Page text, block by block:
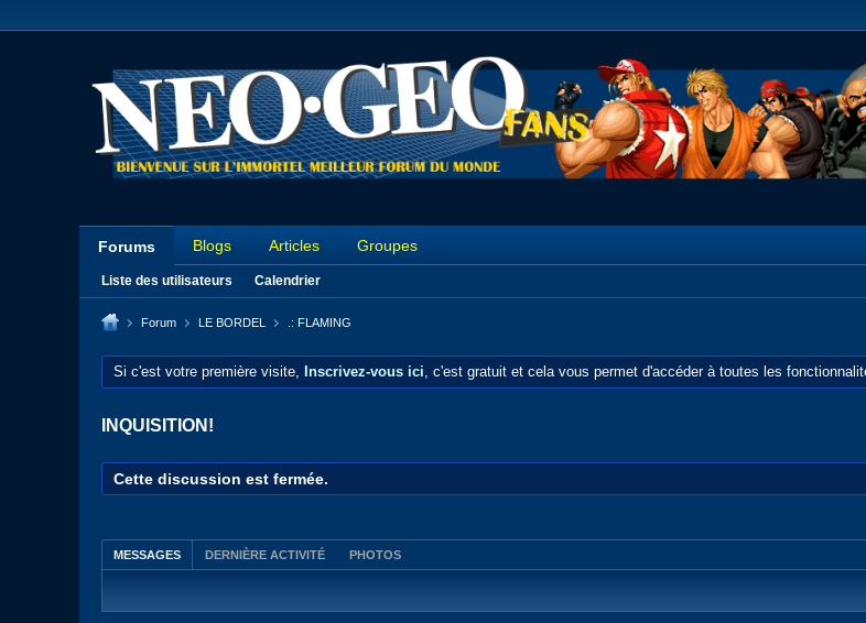
Forums Blogs Articles Groupes
Liste des utilisateurs Calendrier
Forum LE BORDEL .: FLAMING
Si c'est votre première visite, Inscrivez-vous ici, c'est gratuit et cela vous permet d'accéder à toutes les
INQUISITION!
Cette discussion est fermée.
MESSAGES DERNIÈRE ACTIVITÉ PHOTOS